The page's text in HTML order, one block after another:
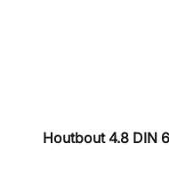
Houtbout 4.8 DIN